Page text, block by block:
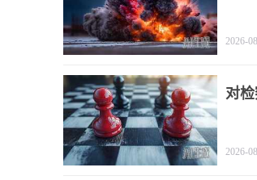
2026-
对
2026-